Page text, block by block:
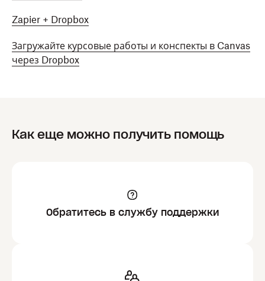
Zapier + Dropbox
Загружайте курсовые работы и конспекты в Canvas
через Dropbox
Как еще можно получить помощь
Обратитесь в службу поддержки